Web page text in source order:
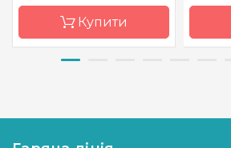
Купити
виробник